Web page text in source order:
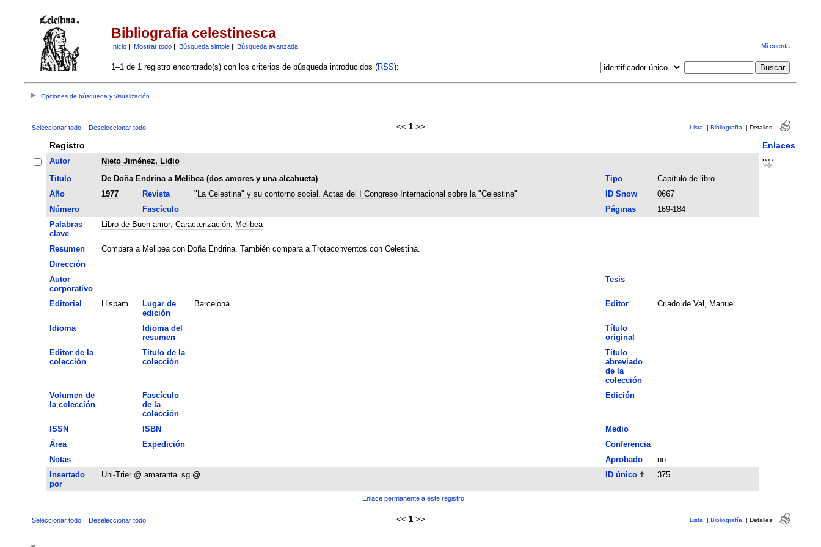
Bibliografía celestinesca
Inicio| Mostrar todo| Búsqueda simple| Búsqueda avanzada Mi cuenta
1–1 de 1 registro encontrado(s) con los criterios de búsqueda introducidos (RSS):
Opciones de búsqueda y visualización
Seleccionar todo Deseleccionar todo << 1 >> Lista | Bibliografía | Detalles
Registro Enlaces
Autor
Nieto Jiménez, Lidio
Título
De Doña Endrina a Melibea (dos amores y una alcahueta) Tipo
Capítulo de libro
Año
1977 Revista "La Celestina" y su contorno social. Actas del I Congreso Internacional sobre la "Celestina" ID Snow
0667
Número
Fascículo Páginas
169-184
Palabras
clave
Libro de Buen amor; Caracterización; Melibea
Resumen
Compara a Melibea con Doña Endrina. También compara a Trotaconventos con Celestina.
Dirección
Autor
corporativo
Tesis
Editorial Hispam
Lugar de
edición
Barcelona Editor Criado de Val, Manuel
Idioma
Idioma del
resumen
Título
original
Editor de la
colección
Título de la
colección
Título
abreviado
de la
colección
Volumen de
la colección
Fascículo
de la
colección
Edición
ISSN ISBN
Medio
Área
Expedición
Conferencia
Notas
Aprobado
no
Insertado
por
Uni-Trier @ amaranta_sg @ ID único 375
Enlace permanente a este registro
Seleccionar todo Deseleccionar todo << 1 >> Lista | Bibliografía | Detalles